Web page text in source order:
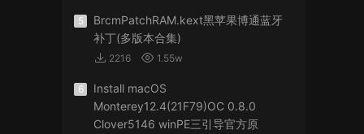
5
BrcmPatchRAM.kext黑苹果博通蓝牙
补丁(多版本合集)
2216 1.55w
6
Install macOS
Monterey12.4(21F79)OC 0.8.0
Clover5146 winPE三引导官方原